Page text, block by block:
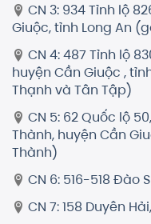
CN 3: 934 Tỉnh lộ
Giuộc, tỉnh Long An
CN 4: 487 Tỉnh lộ
huyện Cần Giuộc ,
Thạnh và Tân Tập)
CN 5: 62 Quốc lộ
Thành, huyện Cần
Thành)
CN 6: 516-518 Đào
CN 7: 158 Duyên